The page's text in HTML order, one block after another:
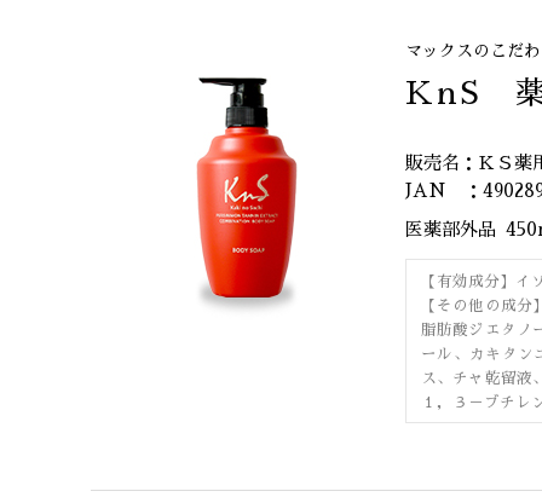
マックスのこだ
KnS 薬
販売名：ＫＳ薬
JAN ：
医薬部外品
【有効成分】イ
【その他の成
脂肪酸ジエタノ
ール、カキタン
ス、チャ乾留液
１，３－ブチレ